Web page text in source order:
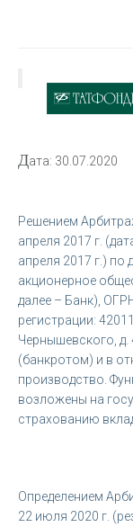
Дата: 30.07.2020
Решением
апреля 2017 г.
апреля 2017 г.)
акционерное
далее – Банк),
регистрации:
Чернышевского,
(банкротом) и в
производство.
возложены на
страхованию
Определением
22 июля 2020 г.